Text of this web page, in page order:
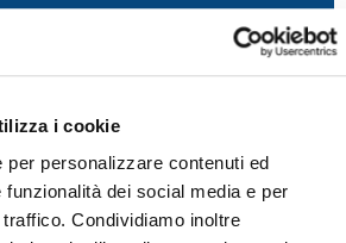
i cookie
per personalizzare contenuti ed
funzionalità dei social media e per
Condividiamo inoltre